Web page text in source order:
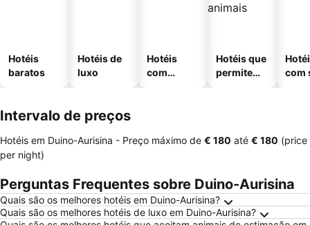
Hotéis
baratos
Hotéis de
luxo
Hotéis
com
Hotéis que
permitem
com
Intervalo de preços
Hotéis em Duino-Aurisina - Preço máximo de ‎€ 180 até ‎€ 180 (price
per night)
Perguntas Frequentes sobre Duino-Aurisina
Quais são os melhores hotéis em Duino-Aurisina?
Quais são os melhores hotéis de luxo em Duino-Aurisina?